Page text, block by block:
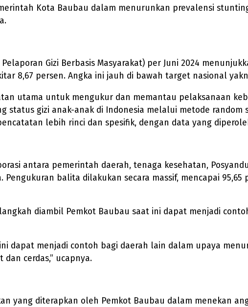
Kota Baubau dalam menurunkan prevalensi
Gizi Berbasis Masyarakat) per Juni 2024
8,67 persen. Angka ini jauh di bawah target nasional
utama untuk mengukur dan memantau pelaksanaan
status gizi anak-anak di Indonesia melalui metode random
lebih rinci dan spesifik, dengan data yang
antara pemerintah daerah, tenaga kesehatan,
balita dilakukan secara massif, mencapai
diambil Pemkot Baubau saat ini dapat menjadi
dapat menjadi contoh bagi daerah lain dalam upaya
cerdas,” ucapnya.
yang diterapkan oleh Pemkot Baubau dalam menekan